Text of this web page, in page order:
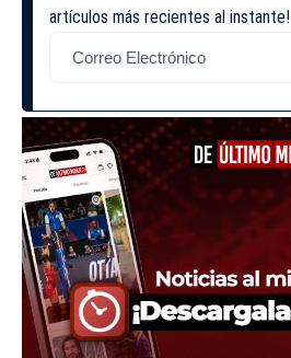
artículos más recientes al instante!